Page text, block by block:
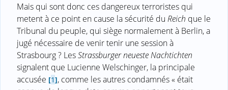
Mais qui sont donc ces dangereux terroristes qui
metent à ce point en cause la sécurité du Reich que le
Tribunal du peuple, qui siège normalement à Berlin, a
jugé nécessaire de venir tenir une session à
Strasbourg ? LesStrassburger neueste Nachtichten
signalent que Lucienne Welschinger, la principale
accusée [1], comme les autres condamnés « était